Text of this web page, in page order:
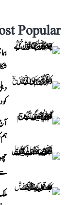
Popular
شکار، 7